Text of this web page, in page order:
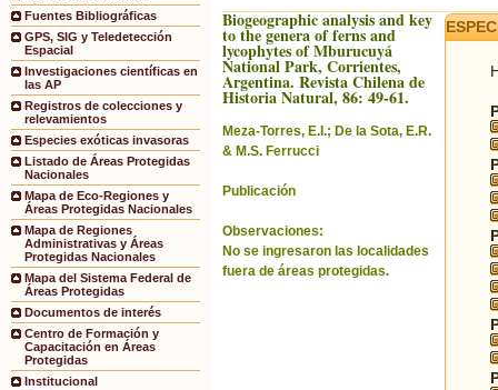
Fuentes Bibliográficas
GPS, SIG y Teledetección
Espacial
Investigaciones científicas en
las AP
Registros de colecciones y
relevamientos
Especies exóticas invasoras
Listado de Áreas Protegidas
Nacionales
Mapa de Eco-Regiones y
Áreas Protegidas Nacionales
Mapa de Regiones
Administrativas y Áreas
Protegidas Nacionales
Mapa del Sistema Federal de
Áreas Protegidas
Documentos de interés
Centro de Formación y
Capacitación en Áreas
Protegidas
Institucional
Biogeographic analysis and key
to the genera of ferns and
lycophytes of Mburucuyá
National Park, Corrientes,
Argentina. Revista Chilena de
Historia Natural, 86: 49-61.
Meza-Torres, E.I.; De la Sota, E.R.
& M.S. Ferrucci
Publicación
Observaciones:
No se ingresaron las localidades
fuera de áreas protegidas.